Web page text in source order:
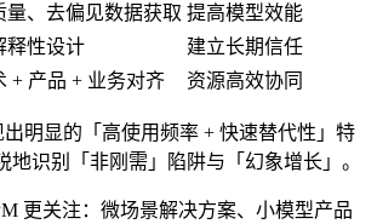
量、去偏见数据获取 提高模型效能
释性设计
建立长期信任
+ 产品 + 业务对齐 资源高效协同
明显的「高使用频率 + 快速替代性」特
地识别「非刚需」陷阱与「幻象增长」。
更关注：微场景解决方案、小模型产品